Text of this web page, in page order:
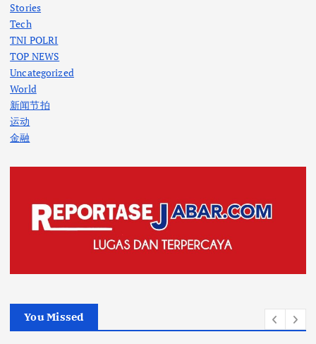
Stories
Tech
TNI POLRI
TOP NEWS
Uncategorized
World
新闻节拍
运动
金融
You Missed